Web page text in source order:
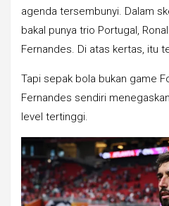
agenda tersembunyi. Dalam
bakal punya trio Portugal,
Fernandes. Di atas kertas, itu
Tapi sepak bola bukan game
Fernandes sendiri
level tertinggi.